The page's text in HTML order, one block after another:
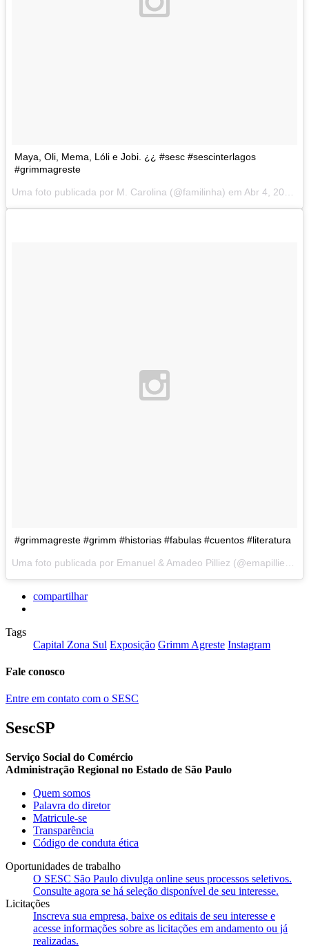
Maya, Oli, Mema, Lóli e Jobi. ¿¿ #sesc #sescinterlagos
#grimmagreste
Uma foto publicada por M. Carolina (@familinha) em Abr 4, 2014 at 6:07 PDT
#grimmagreste #grimm #historias #fabulas #cuentos #literatura
compartilhar
Tags
Capital Zona Sul Exposição Grimm Agreste Instagram
Fale conosco
Entre em contato com o SESC
SescSP
Serviço Social do Comércio
Administração Regional no Estado de São Paulo
Quem somos
Palavra do diretor
Matricule-se
Transparência
Código de conduta ética
Oportunidades de trabalho
O SESC São Paulo divulga online seus processos seletivos.
Consulte agora se há seleção disponível de seu interesse.
Licitações
Inscreva sua empresa, baixe os editais de seu interesse e
acesse informações sobre as licitações em andamento ou já
realizadas.